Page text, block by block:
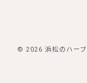
© 2026 浜松のハーブ